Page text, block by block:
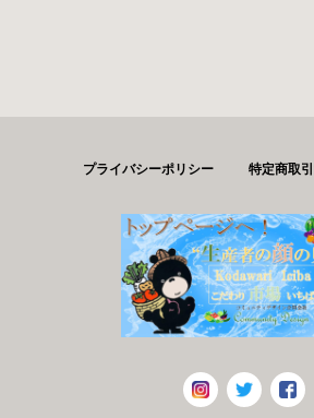
プライバシーポリシー 特定商取